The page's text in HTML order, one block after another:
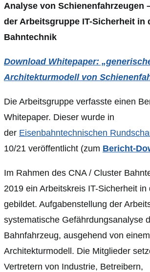
Analyse von Schienenfahrzeugen
der Arbeitsgruppe IT-Sicherheit in
Bahntechnik
Download Whitepaper:
Architekturmodell von
Die Arbeitsgruppe verfasste einen
Whitepaper. Dieser wurde in
der Eisenbahntechnischen
10/21 veröffentlicht (zum Bericht-
Im Rahmen des CNA / Cluster
2019 ein Arbeitskreis IT-Sicherheit
gebildet. Aufgabenstellung der
systematische Gefährdungsanalyse
Bahnfahrzeug, ausgehend von
Architekturmodell. Die Mitglieder
Vertretern von Industrie, Betreibern,